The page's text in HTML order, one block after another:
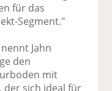
für das
Segment."
Jahn
den
mit
sich ideal für